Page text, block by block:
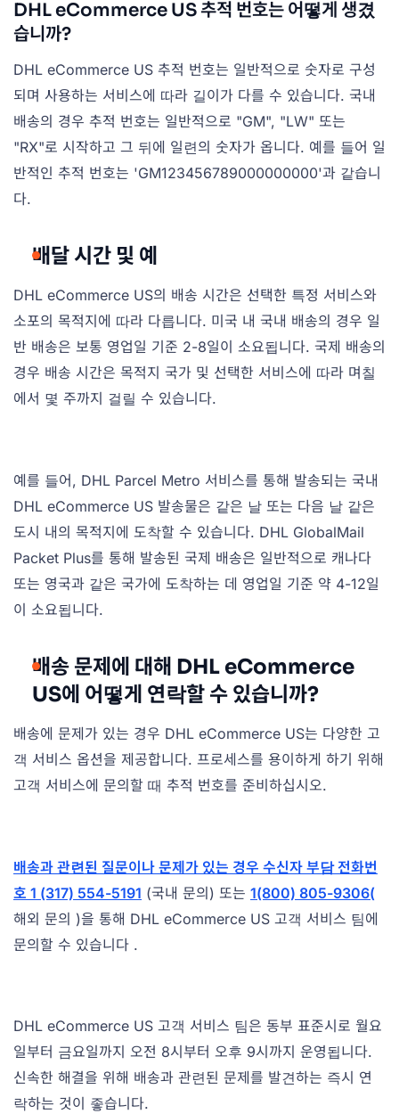
DHL eCommerce US 추적 번호는 어떻게 생겼
습니까?
DHL eCommerce US 추적 번호는 일반적으로 숫자로 구성
되며 사용하는 서비스에 따라 길이가 다를 수 있습니다. 국내
배송의 경우 추적 번호는 일반적으로 "GM", "LW" 또는
"RX"로 시작하고 그 뒤에 일련의 숫자가 옵니다. 예를 들어 일
반적인 추적 번호는 'GM123456789000000000'과 같습니
다.
배달 시간 및 예
DHL eCommerce US의 배송 시간은 선택한 특정 서비스와
소포의 목적지에 따라 다릅니다. 미국 내 국내 배송의 경우 일
반 배송은 보통 영업일 기준 2-8일이 소요됩니다. 국제 배송의
경우 배송 시간은 목적지 국가 및 선택한 서비스에 따라 며칠
에서 몇 주까지 걸릴 수 있습니다.
예를 들어, DHL Parcel Metro 서비스를 통해 발송되는 국내
DHL eCommerce US 발송물은 같은 날 또는 다음 날 같은
도시 내의 목적지에 도착할 수 있습니다. DHL GlobalMail
Packet Plus를 통해 발송된 국제 배송은 일반적으로 캐나다
또는 영국과 같은 국가에 도착하는 데 영업일 기준 약 4-12일
이 소요됩니다.
배송 문제에 대해 DHL eCommerce
US에 어떻게 연락할 수 있습니까?
배송에 문제가 있는 경우 DHL eCommerce US는 다양한 고
객 서비스 옵션을 제공합니다. 프로세스를 용이하게 하기 위해
고객 서비스에 문의할 때 추적 번호를 준비하십시오.
배송과 관련된 질문이나 문제가 있는 경우 수신자 부담 전화번
호 1 (317) 554-5191 (국내 문의) 또는 1(800) 805-9306(
해외 문의 )을 통해 DHL eCommerce US 고객 서비스 팀에
문의할 수 있습니다 .
DHL eCommerce US 고객 서비스 팀은 동부 표준시로 월요
일부터 금요일까지 오전 8시부터 오후 9시까지 운영됩니다.
신속한 해결을 위해 배송과 관련된 문제를 발견하는 즉시 연
락하는 것이 좋습니다.